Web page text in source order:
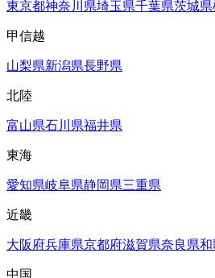
東京都神奈川県埼玉県千葉県茨城県
甲信越
山梨県新潟県長野県
北陸
富山県石川県福井県
東海
愛知県岐阜県静岡県三重県
近畿
大阪府兵庫県京都府滋賀県奈良県和
中国